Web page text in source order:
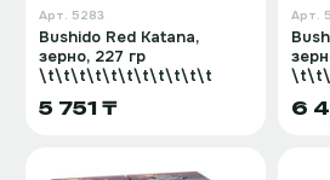
Арт. 5283
Bushido Red Katana,
зерно, 227 гр
\t\t\t\t\t\t\t\t\t\t\t
5 751 ₸
Арт.
6